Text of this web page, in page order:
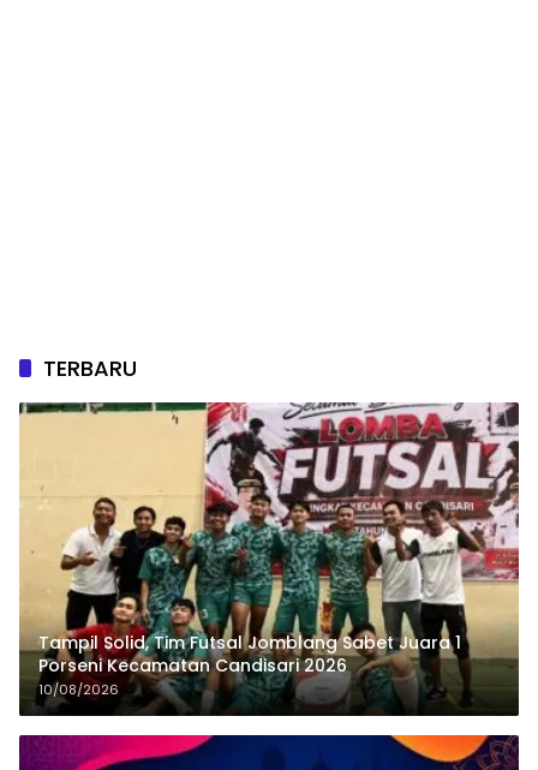
TERBARU
Tampil Solid, Tim Futsal Jomblang Sabet Juara 1
Porseni Kecamatan Candisari 2026
10/08/2026